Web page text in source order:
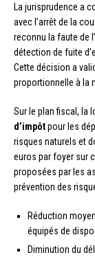
La jurisprudence a
avec l’arrêt de la
reconnu la faute de
détection de fuite
Cette décision a
proportionnelle à la
Sur le plan fiscal, la
d’impôtpour les
risques naturels et
euros par foyer sur
proposées par les
prévention des
Réduction
équipés de
Diminution du